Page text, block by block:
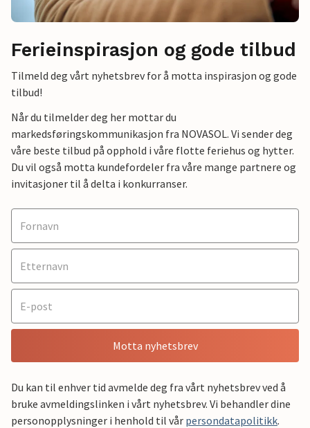
Ferieinspirasjon og gode tilbud
Tilmeld deg vårt nyhetsbrev for å motta inspirasjon og gode
tilbud!
Når du tilmelder deg her mottar du
markedsføringskommunikasjon fra NOVASOL. Vi sender deg
våre beste tilbud på opphold i våre flotte feriehus og hytter.
Du vil også motta kundefordeler fra våre mange partnere og
invitasjoner til å delta i konkurranser.
Motta nyhetsbrev
Du kan til enhver tid avmelde deg fra vårt nyhetsbrev ved å
bruke avmeldingslinken i vårt nyhetsbrev. Vi behandler dine
personopplysninger i henhold til vår persondatapolitikk.